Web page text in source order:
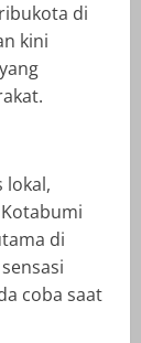
di
kini
lokal,
di
coba saat